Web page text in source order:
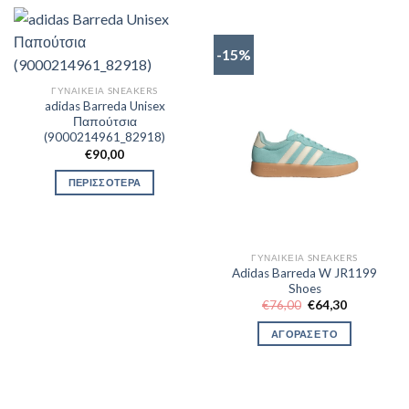
ΓΥΝΑΙΚΕΊΑ SNEAKERS
adidas Barreda Unisex
Παπούτσια
(9000214961_82918)
€90,00
ΠΕΡΙΣΣΟΤΕΡΑ
-15%
ΓΥΝΑΙΚΕΊΑ SNEAKERS
Adidas Barreda W JR1199
Shoes
€76,00 Original
price
was:
€76,00.
€64,30Η
τιμή
ΑΓΟΡΑΣΕ ΤΟ